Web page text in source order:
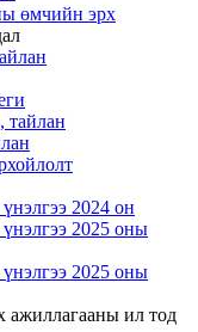
өмчийн эрх
тайлан
2024 он
2025 оны
2025 оны
ажиллагааны ил тод